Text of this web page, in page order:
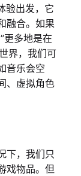
验出发，它
融合。如果
更多地是在
界，我们可
音乐会空
、虚拟角色
下，我们只
戏物品。但